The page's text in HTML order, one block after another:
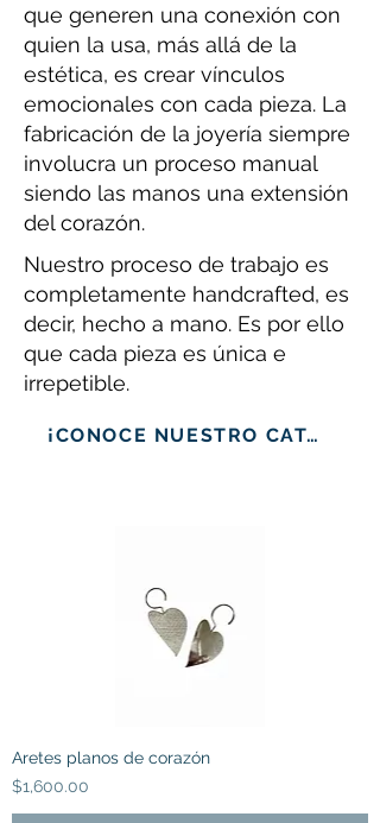
que generen una conexión con
quien la usa, más allá de la
estética, es crear vínculos
emocionales con cada pieza. La
fabricación de la joyería siempre
involucra un proceso manual
siendo las manos una extensión
del corazón.
Nuestro proceso de trabajo es
completamente handcrafted, es
decir, hecho a mano. Es por ello
que cada pieza es única e
irrepetible.
¡CONOCE NUESTRO CATÁLOGO!
Aretes planos de corazón
Precio
$1,600.00